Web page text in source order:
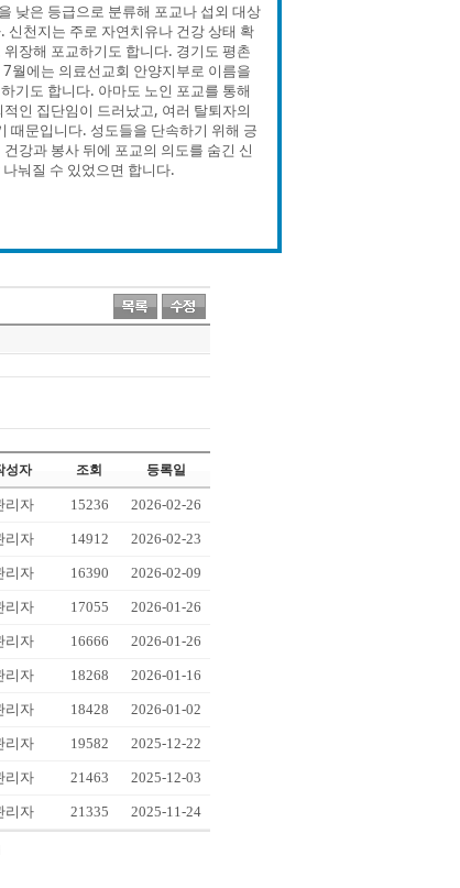
낮은 등급으로 분류해 포교나 섭외 대상
천지는 주로 자연치유나 건강 상태 확
장해 포교하기도 합니다. 경기도 평촌
월에는 의료선교회 안양지부로 이름을
기도 합니다. 아마도 노인 포교를 통해
인 집단임이 드러났고, 여러 탈퇴자의
때문입니다. 성도들을 단속하기 위해 긍
강과 봉사 뒤에 포교의 의도를 숨긴 신
눠질 수 있었으면 합니다.
성자 조회 등록일
리자 15236 2026-02-26
리자 14912 2026-02-23
리자 16390 2026-02-09
리자 17055 2026-01-26
리자 16666 2026-01-26
리자 18268 2026-01-16
리자 18428 2026-01-02
리자 19582 2025-12-22
리자 21463 2025-12-03
리자 21335 2025-11-24